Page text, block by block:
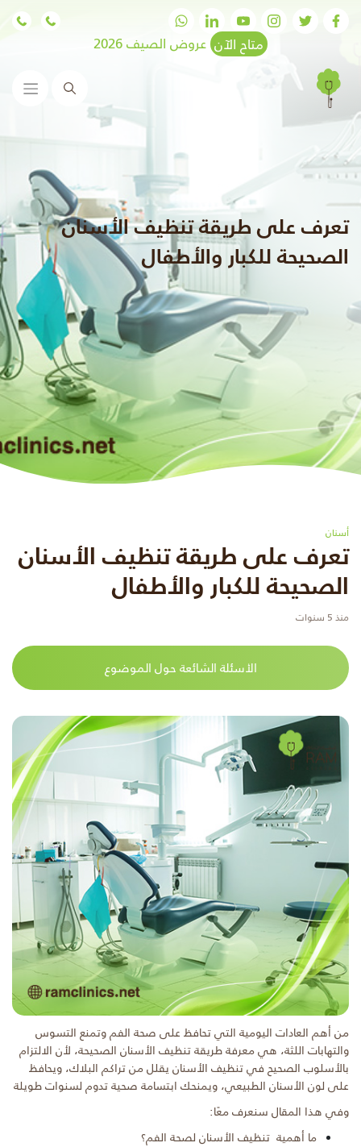
متاح الآن عروض الصيف 2026
البحث
تعرف على طريقة تنظيف الأسنان
الصحيحة للكبار والأطفال
أسنان
تعرف على طريقة تنظيف الأسنان
الصحيحة للكبار والأطفال
منذ 5 سنوات
الأسئلة الشائعة حول الموضوع
من أهم العادات اليومية التي تحافظ على صحة الفم وتمنع التسوس
والتهابات اللثة، هي معرفة طريقة تنظيف الأسنان الصحيحة، لأن الالتزام
بالأسلوب الصحيح في تنظيف الأسنان يقلل من تراكم البلاك، ويحافظ
على لون الأسنان الطبيعي، ويمنحك ابتسامة صحية تدوم لسنوات طويلة
وفي هذا المقال سنعرف معًا:
ما أهمية تنظيف الأسنان لصحة الفم؟